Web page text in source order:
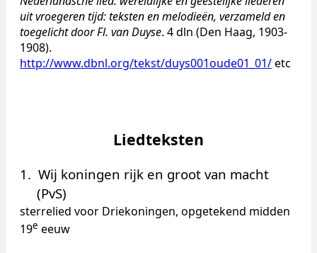
uit vroegeren tijd: teksten en melodieën, verzameld en
toegelicht door Fl. van Duyse. 4 dln (Den Haag, 1903-
1908).
http://www.dbnl.org/tekst/duys001oude01_01/etc
Liedteksten
1. Wij koningen rijk en groot van macht
(PvS)
sterrelied voor Driekoningen, opgetekend midden
19e eeuw